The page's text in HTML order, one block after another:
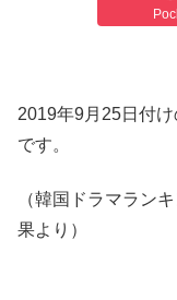
2019年9月25日付
です。
（韓国ドラマラン
果より）